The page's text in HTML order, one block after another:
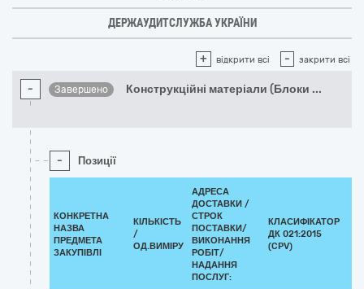
ДЕРЖАУДИТСЛУЖБА УКРАЇНИ
+ відкрити всі - закрити всі
- Завершено Конструкційні матеріали (Блоки ...
- Позиції
КОНКРЕТНА
НАЗВА
ПРЕДМЕТА
ЗАКУПІВЛІ
КІЛЬКІСТЬ
/
ОД.ВИМІРУ
АДРЕСА
ДОСТАВКИ /
СТРОК
ПОСТАВКИ/
ВИКОНАННЯ
РОБІТ/
НАДАННЯ
ПОСЛУГ:
КЛАСИФІКАТОР
ДК 021:2015
(CPV)